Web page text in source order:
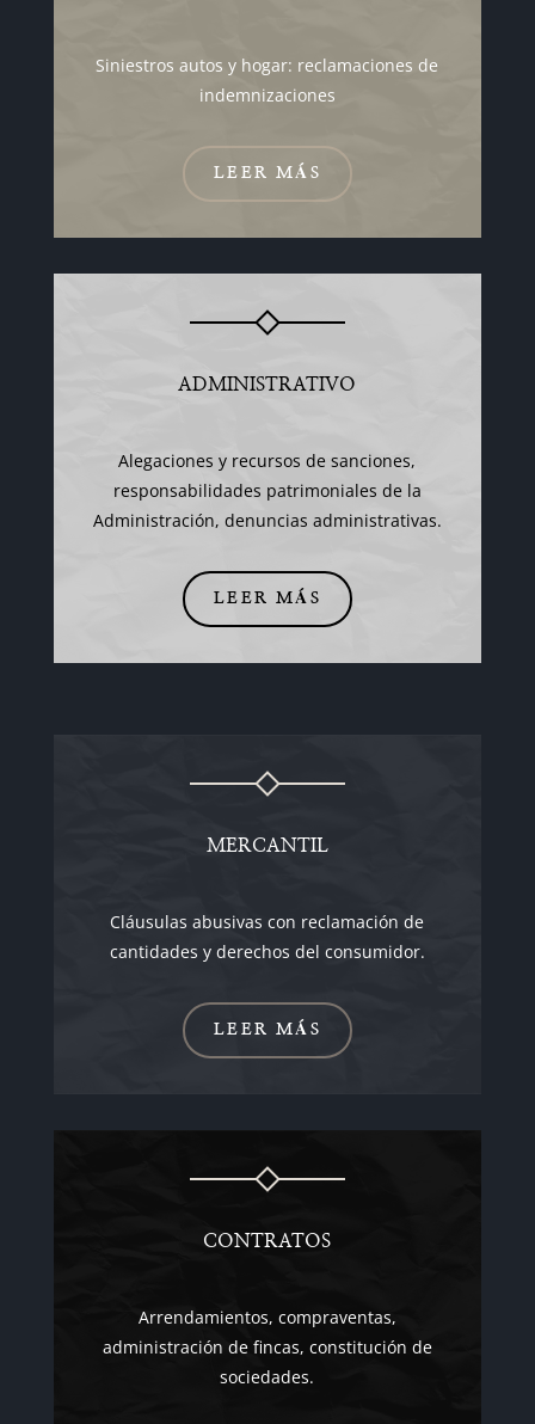
Siniestros autos y hogar: reclamaciones de
indemnizaciones
LEER MÁS
ADMINISTRATIVO
Alegaciones y recursos de sanciones,
responsabilidades patrimoniales de la
Administración, denuncias administrativas.
LEER MÁS
MERCANTIL
Cláusulas abusivas con reclamación de
cantidades y derechos del consumidor.
LEER MÁS
CONTRATOS
Arrendamientos, compraventas,
administración de fincas, constitución de
sociedades.